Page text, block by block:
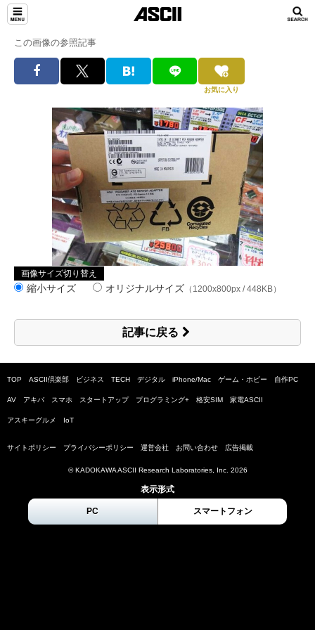
この画像の参照記事
お気に入り
画像サイズ切り替え
縮小サイズ オリジナルサイズ （1200x800px / 448KB）
記事に戻る
TOP ASCII倶楽部 ビジネス TECH デジタル iPhone/Mac ゲーム・ホビー 自作PC
AV アキバ スマホ スタートアップ プログラミング+ 格安SIM 家電ASCII
アスキーグルメ IoT
サイトポリシー プライバシーポリシー 運営会社 お問い合わせ 広告掲載
© KADOKAWA ASCII Research Laboratories, Inc. 2026
表示形式
PC スマートフォン